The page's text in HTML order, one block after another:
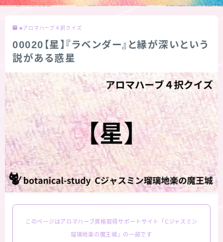
秘密部屋
公式ウェブサイト『Botanical Study』
Cジャスミン瑠璃地楽の主な活動先リンク集
プロフィール
アロマハーブアンケート
おすすめ商品＆レビュー
★スペシャルアロマハーブ４択クイズ (kindle出
■アロマハーブ４択クイズ
00020【星】『ラベンダー』と縁が深いという
説がある惑星
このページはアロマハーブ資格取得サポートサイト「Cジャスミン
瑠璃地楽の魔王城」の一部です